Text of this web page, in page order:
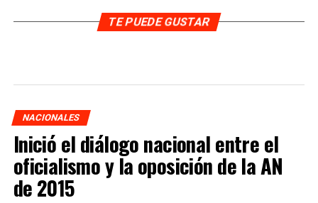
TE PUEDE GUSTAR
NACIONALES
Inició el diálogo nacional entre el
oficialismo y la oposición de la AN
de 2015